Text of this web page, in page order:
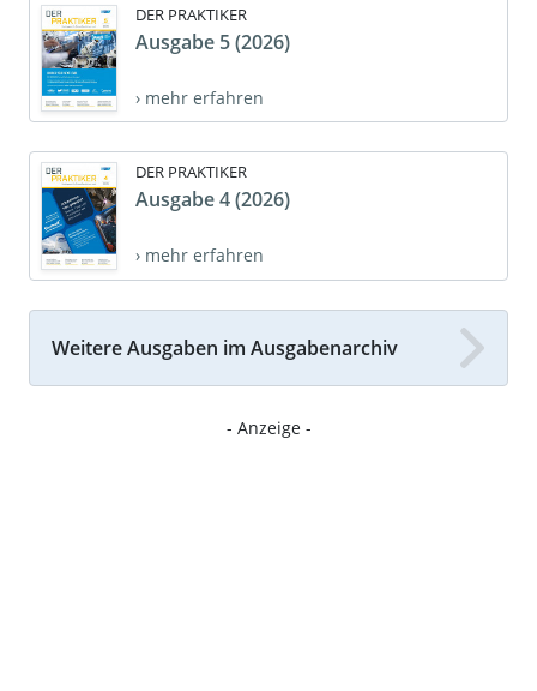
DER PRAKTIKER
Ausgabe 5 (2026)
› mehr erfahren
DER PRAKTIKER
Ausgabe 4 (2026)
› mehr erfahren
Weitere Ausgaben im Ausgabenarchiv
- Anzeige -